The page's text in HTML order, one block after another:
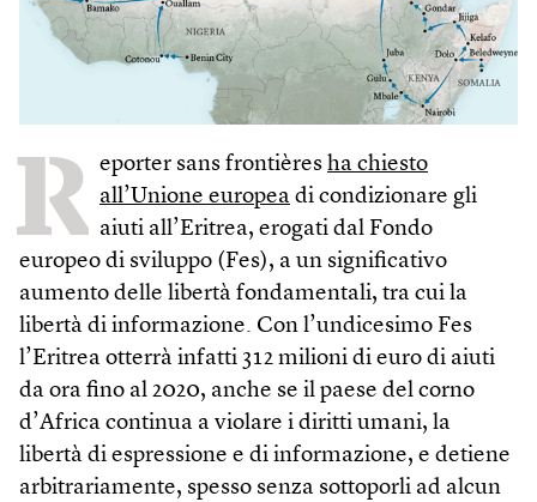
R eporter sans frontières ha chiesto
all’Unione europea di condizionare gli
aiuti all’Eritrea, erogati dal Fondo
europeo di sviluppo (Fes), a un significativo
aumento delle libertà fondamentali, tra cui la
libertà di informazione. Con l’undicesimo Fes
l’Eritrea otterrà infatti 312 milioni di euro di aiuti
da ora fino al 2020, anche se il paese del corno
d’Africa continua a violare i diritti umani, la
libertà di espressione e di informazione, e detiene
arbitrariamente, spesso senza sottoporli ad alcun